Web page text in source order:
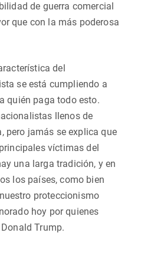
de guerra comercial
que con la más poderosa
del
se está cumpliendo a
quién paga todo esto.
llenos de
pero jamás se explica que
víctimas del
una larga tradición, y en
los países, como bien
proteccionismo
hoy por quienes
Trump.